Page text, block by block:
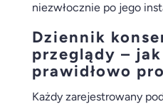
niezwłocznie po jego
Dziennik
przeglądy –
prawidłowo
Każdy zarejestrowany